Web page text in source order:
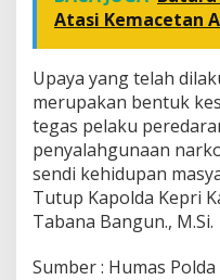
Atasi Kemacetan
Upaya yang telah
merupakan bentuk
tegas pelaku
penyalahgunaan
sendi kehidupan
Tutup Kapolda Kepri
Tabana Bangun., M.Si.
Sumber : Humas